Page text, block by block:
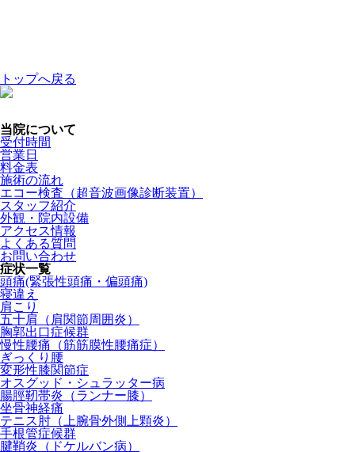
トップへ戻る
当院について
受付時間
営業日
料金表
施術の流れ
エコー検査（超音波画像診断装置）
スタッフ紹介
外観・院内設備
アクセス情報
よくある質問
お問い合わせ
症状一覧
頭痛(緊張性頭痛・偏頭痛)
寝違え
肩こり
五十肩（肩関節周囲炎）
胸郭出口症候群
慢性腰痛（筋筋膜性腰痛症）
ぎっくり腰
変形性膝関節症
オスグッド・シュラッター病
腸脛靭帯炎（ランナー膝）
坐骨神経痛
テニス肘（上腕骨外側上顆炎）
手根管症候群
腱鞘炎（ドケルバン病）